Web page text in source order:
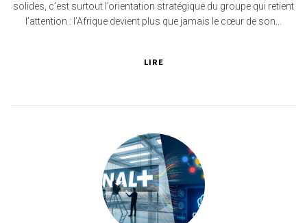
solides, c’est surtout l’orientation stratégique du groupe qui retient
l’attention : l’Afrique devient plus que jamais le cœur de son...
LIRE